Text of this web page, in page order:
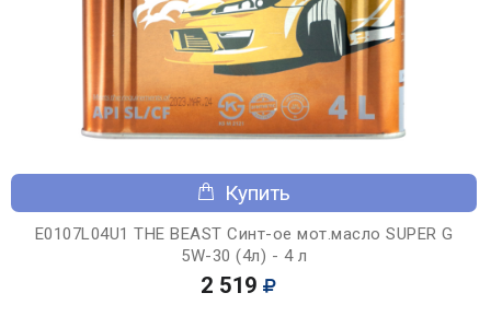
Купить
E0107L04U1 THE BEAST Синт-ое мот.масло SUPER G
5W-30 (4л) - 4 л
2 519